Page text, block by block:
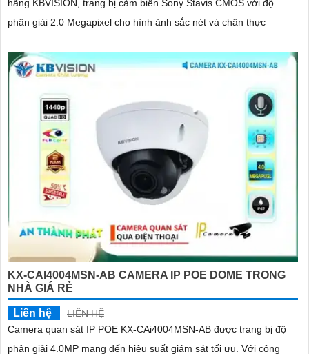
hãng KBVISION, trang bị cảm biến Sony Stavis CMOS với độ
phân giải 2.0 Megapixel cho hình ảnh sắc nét và chân thực
KX-CAI4004MSN-AB CAMERA IP POE DOME TRONG
NHÀ GIÁ RẺ
Liên hệ
LIÊN HỆ
Camera quan sát IP POE KX-CAi4004MSN-AB được trang bị độ
phân giải 4.0MP mang đến hiệu suất giám sát tối ưu. Với công